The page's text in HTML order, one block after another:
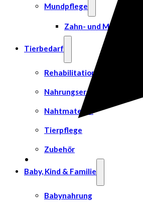
Mundpflege
Zahn- und Mundpflege
Tierbedarf
Rehabilitation & Orthopädie
Nahrungsergänzungsmittel
Nahtmaterial
Tierpflege
Zubehör
Baby, Kind & Familie
Babynahrung